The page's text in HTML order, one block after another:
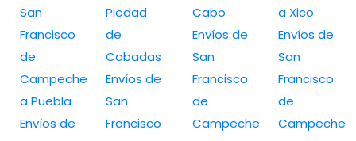
San
Francisco
de
Campeche
a Puebla
Envíos de
Piedad
de
Cabadas
Envíos de
San
Francisco
Cabo
Envíos de
San
Francisco
de
Campeche
a Xico
Envíos de
San
Francisco
de
Campeche